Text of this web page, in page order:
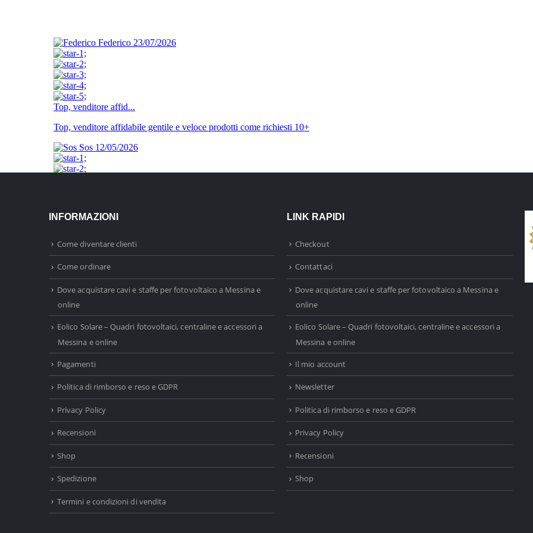
INFORMAZIONI
Come diventare clienti
Come ordinare
Dove acquistare cavi e staffe per fotovoltaico a Messina e
online
Eolico Solare – Quadri fotovoltaici, centraline e accessori a
Messina e online
Pagamenti
Politica di rimborso e reso e GDPR
Privacy Policy
Recensioni
Shop
Spedizione
Termini e condizioni di vendita
LINK RAPIDI
Checkout
Contattaci
Dove acquistare cavi e staffe per fotovoltaico a Messina e
online
Eolico Solare – Quadri fotovoltaici, centraline e accessori a
Messina e online
Il mio account
Newsletter
Politica di rimborso e reso e GDPR
Privacy Policy
Recensioni
Shop